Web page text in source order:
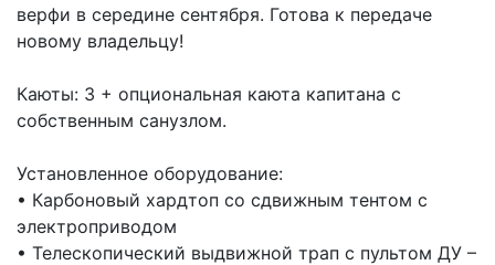
верфи в середине сентября. Готова к передаче
новому владельцу!
Каюты: 3 + опциональная каюта капитана с
собственным санузлом.
Установленное оборудование:
• Карбоновый хардтоп со сдвижным тентом с
электроприводом
• Телескопический выдвижной трап с пультом ДУ –